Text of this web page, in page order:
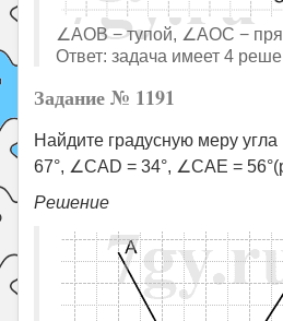
∠AOB − тупой, ∠AOC −
Ответ: задача имеет 4
Задание № 1191
Найдите градусную меру
67°, ∠CAD = 34°, ∠CAE =
Решение